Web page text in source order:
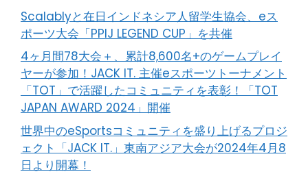
Scalablyと在日インドネシア人留学生協会、eス
ポーツ大会「PPIJ LEGEND CUP」を共催
4ヶ月間78大会＋、累計8,600名+のゲームプレイ
ヤーが参加！JACK IT. 主催eスポーツトーナメント
「TOT」で活躍したコミュニティを表彰！「TOT
JAPAN AWARD 2024」開催
世界中のeSportsコミュニティを盛り上げるプロジ
ェクト「JACK IT.」東南アジア大会が2024年4月8
日より開幕！